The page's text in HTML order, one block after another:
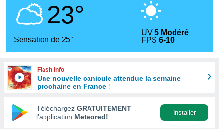
en
23°
Sensation de 25°
UV5 Modéré
FPS6-10
Flash info
Une nouvelle canicule attendue la semaine
prochaine en France !
Téléchargez GRATUITEMENT
l’application Meteored!
Installer